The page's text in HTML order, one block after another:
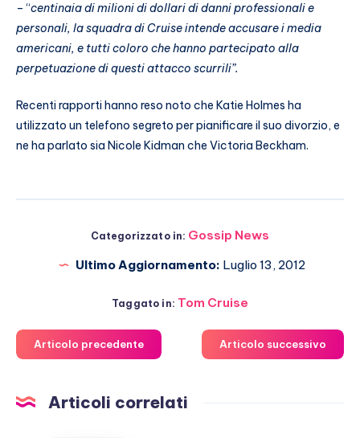
– “centinaia di milioni di dollari di danni professionali e
personali, la squadra di Cruise intende accusare i media
americani, e tutti coloro che hanno partecipato alla
perpetuazione di questi attacco scurrili”.
Recenti rapporti hanno reso noto che Katie Holmes ha
utilizzato un telefono segreto per pianificare il suo divorzio, e
ne ha parlato sia Nicole Kidman che Victoria Beckham.
Categorizzato in: Gossip News
Ultimo Aggiornamento: Luglio 13, 2012
Taggato in: Tom Cruise
Articolo precedente Articolo successivo
Articoli correlati